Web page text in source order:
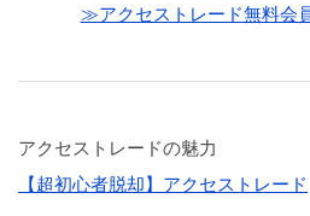
≫アクセストレード無料会
アクセストレードの魅力
【超初心者脱却】アクセストレード